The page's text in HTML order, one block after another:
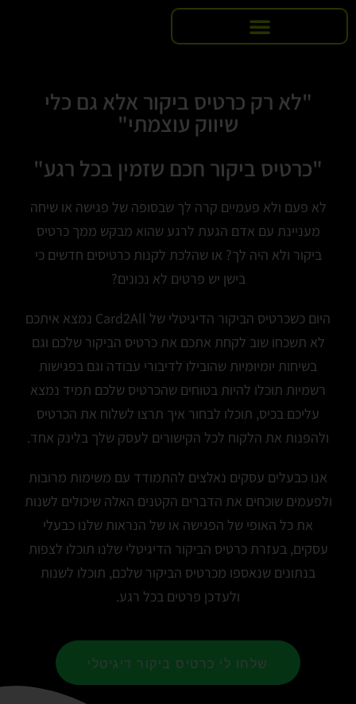
"לא רק כרטיס ביקור אלא גם כלי
שיווק עוצמתי"
"כרטיס ביקור חכם שזמין בכל רגע"
לא פעם ולא פעמיים קרה לך שבסופה של פגישה או שיחה
מעניינת עם אדם הגעת לרגע שהוא מבקש ממך כרטיס
ביקור ולא היה לך? או שהלכת לקנות כרטיסים חדשים כי
בישן יש פרטים לא נכונים?
היום כשכרטיס הביקור הדיגיטלי של Card2All נמצא איתכם
לא תשכחו שוב לקחת אתכם את כרטיס הביקור שלכם וגם
בשיחות יומיומיות שהובילו לדיבורי עבודה וגם בפגישות
רשמיות תוכלו להיות בטוחים שהכרטיס שלכם תמיד נמצא
עליכם בכיס, תוכלו לבחור איך תרצו לשלוח את הכרטיס
ולהפנות את הלקוח לכל הקישורים לעסק שלך בלינק אחד.
אנו כבעלים עסקים נאלצים להתמודד עם משימות מרובות
ולפעמים שוכחים את הדברים הקטנים האלה שיכולים לשנות
את כל האופי של הפגישה או של הנראות שלנו כבעלי
עסקים, בעזרת כרטיס הביקור הדיגיטלי שלנו תוכלו לצפות
בנתונים שנאספו מכרטיס הביקור שלכם, תוכלו לשנות
ולעדכן פרטים בכל רגע.
שלחו לי כרטיס ביקור דיגיטלי